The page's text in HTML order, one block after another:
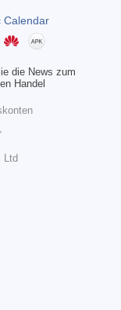
Calendar
die News zum
Handel
Ltd